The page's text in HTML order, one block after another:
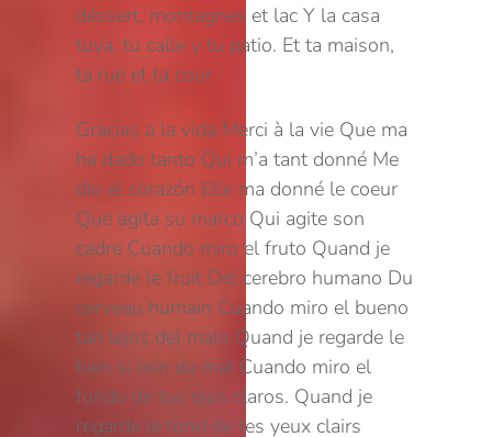
déssert, montagnes et lac Y la casa
tuya, tu calle y tu patio. Et ta maison,
ta rue et ta cour
Gracias a la vida Merci à la vie Que ma
ha dado tanto Qui m’a tant donné Me
dio el corazón Elle ma donné le coeur
Que agita su marco Qui agite son
cadre Cuando miro el fruto Quand je
regarde le fruit Del cerebro humano Du
cerveau humain Cuando miro el bueno
tan lejos del malo Quand je regarde le
bien si loin du mal Cuando miro el
fondo de tus ojos claros. Quand je
regarde le fond de tes yeux clairs